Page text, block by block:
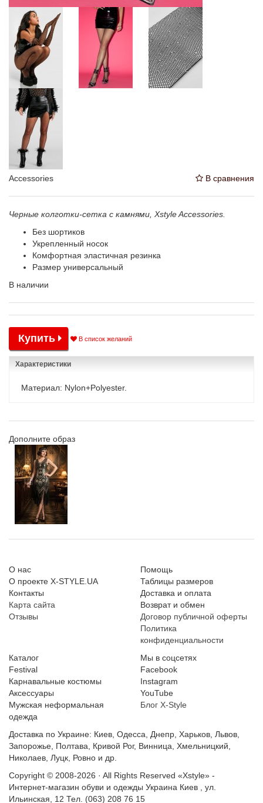
В сравнения
Accessories
Черные колготки-сетка с камнями, Xstyle Accessories.
Без шортиков
Укрепленный носок
Комфортная эластичная резинка
Размер универсальный
В наличии
Купить В список желаний
Характеристики
Материал: Nylon+Polyester.
Дополните образ
О нас
О проекте X-STYLE.UA
Контакты
Карта сайта
Отзывы
Помощь
Таблицы размеров
Доставка и оплата
Возврат и обмен
Договор публичной оферты
Политика
конфиденциальности
Каталог
Festival
Карнавальные костюмы
Аксессуары
Мужская неформальная
одежда
Мы в соцсетях
Facebook
Instagram
YouTube
Блог X-Style
Доставка по Украине: Киев, Одесса, Днепр, Харьков, Львов,
Запорожье, Полтава, Кривой Рог, Винница, Хмельницкий,
Николаев, Луцк, Ровно и др.
Copyright © 2008-2026 · All Rights Reserved «Xstyle» -
Интернет-магазин обуви и одежды Украина Киев , ул.
Ильинская, 12 Тел. (063) 208 76 15